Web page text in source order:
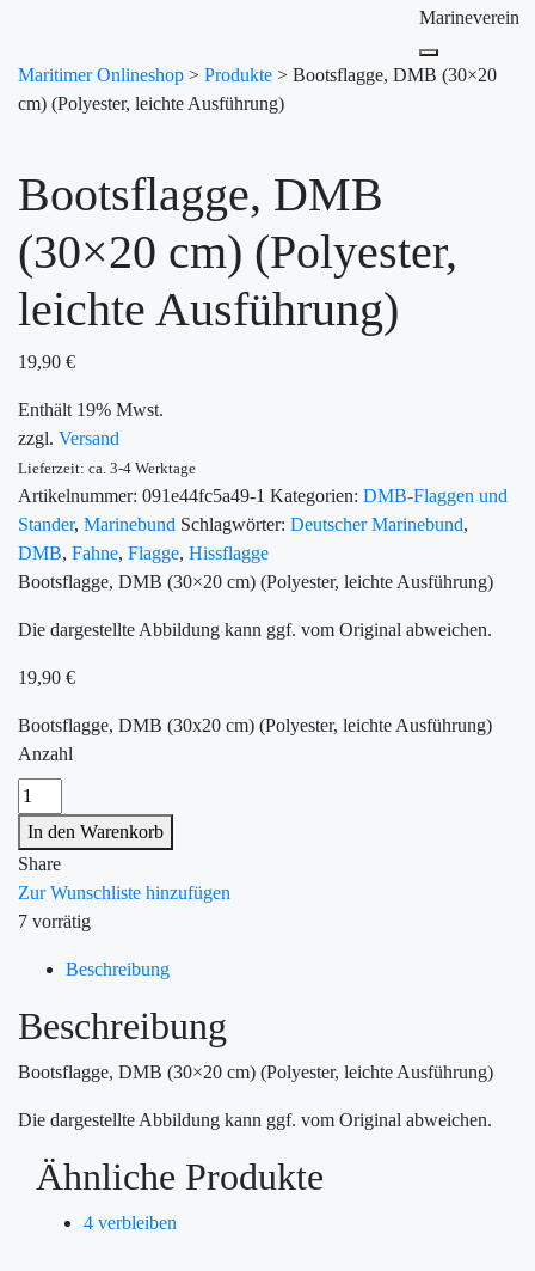
Marineverein
Maritimer Onlineshop > Produkte > Bootsflagge, DMB (30×20
cm) (Polyester, leichte Ausführung)
Bootsflagge, DMB
(30×20 cm) (Polyester,
leichte Ausführung)
19,90 €
Enthält 19% Mwst.
zzgl. Versand
Lieferzeit: ca. 3-4 Werktage
Artikelnummer: 091e44fc5a49-1 Kategorien: DMB-Flaggen und
Stander, Marinebund Schlagwörter: Deutscher Marinebund,
DMB, Fahne, Flagge, Hissflagge
Bootsflagge, DMB (30×20 cm) (Polyester, leichte Ausführung)
Die dargestellte Abbildung kann ggf. vom Original abweichen.
19,90 €
Bootsflagge, DMB (30x20 cm) (Polyester, leichte Ausführung)
Anzahl
In den Warenkorb
Share
Zur Wunschliste hinzufügen
7 vorrätig
Beschreibung
Beschreibung
Bootsflagge, DMB (30×20 cm) (Polyester, leichte Ausführung)
Die dargestellte Abbildung kann ggf. vom Original abweichen.
Ähnliche Produkte
4 verbleiben